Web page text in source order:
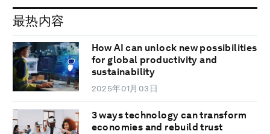
最热内容
How AI can unlock new possibilities
for global productivity and
sustainability
2025年01月03日
3 ways technology can transform
economies and rebuild trust